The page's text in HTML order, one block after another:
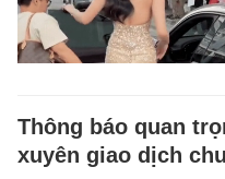
Thông báo quan
xuyên giao dịch